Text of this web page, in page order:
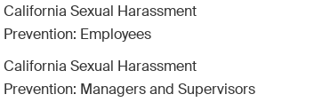
California Sexual Harassment
Prevention: Employees
California Sexual Harassment
Prevention: Managers and Supervisors